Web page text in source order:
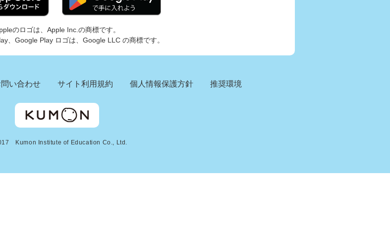
のロゴは、Apple Inc.の商標です。
、Google Play ロゴは、Google LLC の商標です。
問い合わせ サイト利用規約 個人情報保護方針 推奨環境
Kumon Institute of Education Co., Ltd.